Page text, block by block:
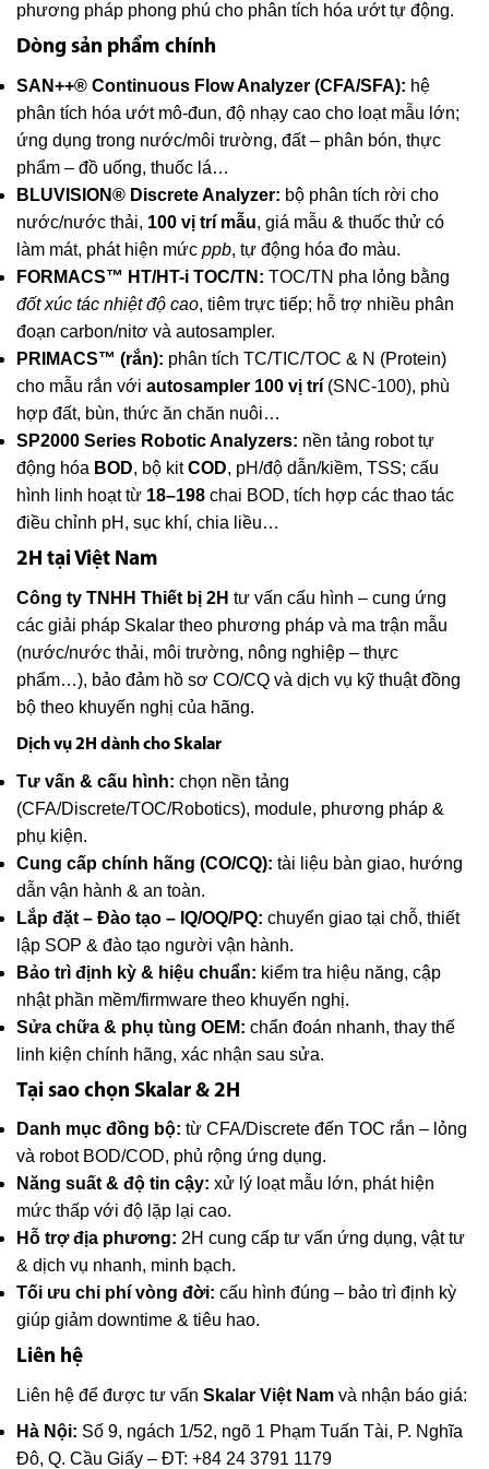
phương pháp phong phú cho phân tích hóa ướt tự động.
Dòng sản phẩm chính
SAN++® Continuous Flow Analyzer (CFA/SFA): hệ
phân tích hóa ướt mô-đun, độ nhạy cao cho loạt mẫu lớn;
ứng dụng trong nước/môi trường, đất – phân bón, thực
phẩm – đồ uống, thuốc lá…
BLUVISION® Discrete Analyzer: bộ phân tích rời cho
nước/nước thải, 100 vị trí mẫu, giá mẫu & thuốc thử có
làm mát, phát hiện mức ppb, tự động hóa đo màu.
FORMACS™ HT/HT-i TOC/TN: TOC/TN pha lỏng bằng
đốt xúc tác nhiệt độ cao, tiêm trực tiếp; hỗ trợ nhiều phân
đoạn carbon/nitơ và autosampler.
PRIMACS™ (rắn): phân tích TC/TIC/TOC & N (Protein)
cho mẫu rắn với autosampler 100 vị trí (SNC-100), phù
hợp đất, bùn, thức ăn chăn nuôi…
SP2000 Series Robotic Analyzers: nền tảng robot tự
động hóa BOD, bộ kitCOD, pH/độ dẫn/kiềm, TSS; cấu
hình linh hoạt từ 18–198 chai BOD, tích hợp các thao tác
điều chỉnh pH, sục khí, chia liều…
2H tại Việt Nam
Công ty TNHH Thiết bị 2H tư vấn cấu hình – cung ứng
các giải pháp Skalar theo phương pháp và ma trận mẫu
(nước/nước thải, môi trường, nông nghiệp – thực
phẩm…), bảo đảm hồ sơ CO/CQ và dịch vụ kỹ thuật đồng
bộ theo khuyến nghị của hãng.
Dịch vụ 2H dành cho Skalar
Tư vấn & cấu hình: chọn nền tảng
(CFA/Discrete/TOC/Robotics), module, phương pháp &
phụ kiện.
Cung cấp chính hãng (CO/CQ): tài liệu bàn giao, hướng
dẫn vận hành & an toàn.
Lắp đặt – Đào tạo – IQ/OQ/PQ: chuyển giao tại chỗ, thiết
lập SOP & đào tạo người vận hành.
Bảo trì định kỳ & hiệu chuẩn: kiểm tra hiệu năng, cập
nhật phần mềm/firmware theo khuyến nghị.
Sửa chữa & phụ tùng OEM: chẩn đoán nhanh, thay thế
linh kiện chính hãng, xác nhận sau sửa.
Tại sao chọn Skalar & 2H
Danh mục đồng bộ: từ CFA/Discrete đến TOC rắn – lỏng
và robot BOD/COD, phủ rộng ứng dụng.
Năng suất & độ tin cậy: xử lý loạt mẫu lớn, phát hiện
mức thấp với độ lặp lại cao.
Hỗ trợ địa phương: 2H cung cấp tư vấn ứng dụng, vật tư
& dịch vụ nhanh, minh bạch.
Tối ưu chi phí vòng đời: cấu hình đúng – bảo trì định kỳ
giúp giảm downtime & tiêu hao.
Liên hệ
Liên hệ để được tư vấn Skalar Việt Nam và nhận báo giá:
Hà Nội: Số 9, ngách 1/52, ngõ 1 Phạm Tuấn Tài, P. Nghĩa
Đô, Q. Cầu Giấy – ĐT: +84 24 3791 1179